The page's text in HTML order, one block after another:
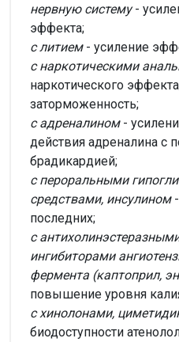
нервную систему-
эффекта;
с литием- усиление
с наркотическими
наркотического
заторможенность;
с адреналином-
действия адреналина с
брадикардией;
с пероральными
средствами, инсулином-
последних;
с
ингибиторами
фермента (каптоприл,
повышение уровня
с хинолонами,
биодоступности